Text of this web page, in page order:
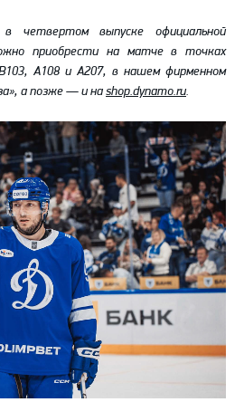
четвертом выпуске официальной
приобрести на матче в точках
А108 и А207, в нашем фирменном
а позже — и наshop.dynamo.ru.